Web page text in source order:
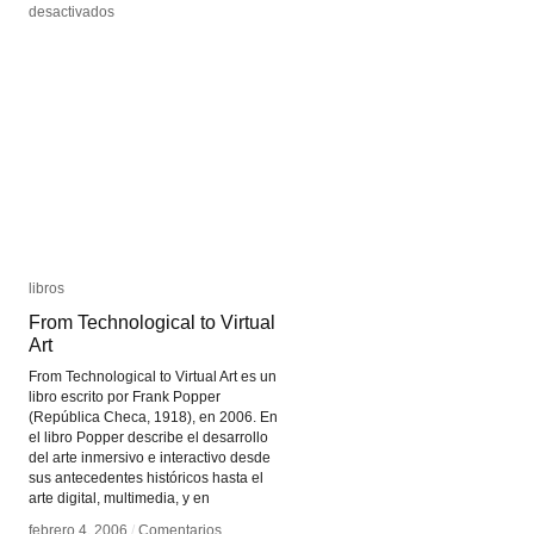
desactivadosen
desactivadosen
libros
From Technological to Virtual
Art
From Technological to Virtual Art es un
libro escrito por Frank Popper
(República Checa, 1918), en 2006. En
el libro Popper describe el desarrollo
del arte inmersivo e interactivo desde
sus antecedentes históricos hasta el
arte digital, multimedia, y en
febrero 4, 2006 / Comentarios
libros
From Technological to Virtual
Art
febrero 4, 2006 / Comentarios